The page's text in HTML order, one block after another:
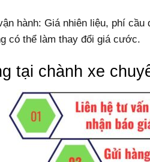
hành: Giá nhiên liệu, phí
có thể làm thay đổi giá cước.
tại chành xe